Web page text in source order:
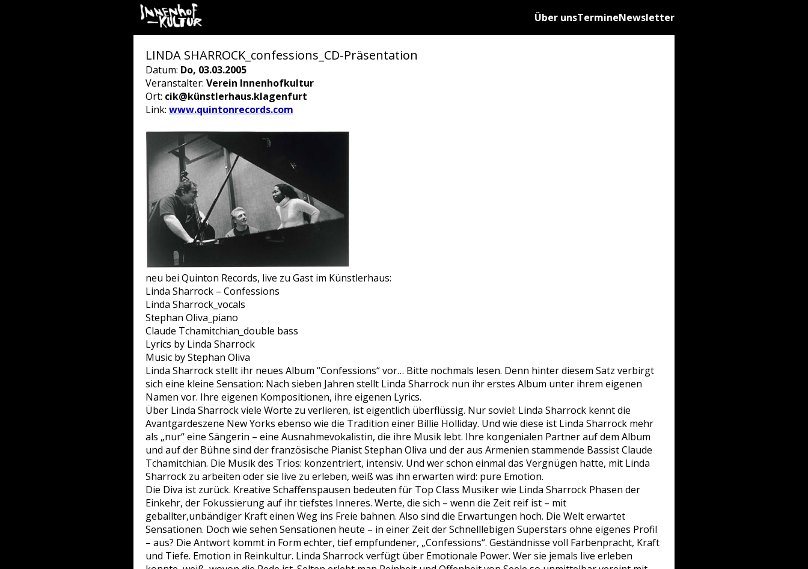
Über unsTermineNewsletter
LINDA SHARROCK_confessions_CD-Präsentation
Datum: Do, 03.03.2005
Veranstalter: Verein Innenhofkultur
Ort: cik@künstlerhaus.klagenfurt
Link: www.quintonrecords.com
neu bei Quinton Records, live zu Gast im Künstlerhaus:
Linda Sharrock – Confessions
Linda Sharrock_vocals
Stephan Oliva_piano
Claude Tchamitchian_double bass
Lyrics by Linda Sharrock
Music by Stephan Oliva
Linda Sharrock stellt ihr neues Album “Confessions“ vor… Bitte nochmals lesen. Denn hinter diesem Satz verbirgt
sich eine kleine Sensation: Nach sieben Jahren stellt Linda Sharrock nun ihr erstes Album unter ihrem eigenen
Namen vor. Ihre eigenen Kompositionen, ihre eigenen Lyrics.
Über Linda Sharrock viele Worte zu verlieren, ist eigentlich überflüssig. Nur soviel: Linda Sharrock kennt die
Avantgardeszene New Yorks ebenso wie die Tradition einer Billie Holliday. Und wie diese ist Linda Sharrock mehr
als „nur“ eine Sängerin – eine Ausnahmevokalistin, die ihre Musik lebt. Ihre kongenialen Partner auf dem Album
und auf der Bühne sind der französische Pianist Stephan Oliva und der aus Armenien stammende Bassist Claude
Tchamitchian. Die Musik des Trios: konzentriert, intensiv. Und wer schon einmal das Vergnügen hatte, mit Linda
Sharrock zu arbeiten oder sie live zu erleben, weiß was ihn erwarten wird: pure Emotion.
Die Diva ist zurück. Kreative Schaffenspausen bedeuten für Top Class Musiker wie Linda Sharrock Phasen der
Einkehr, der Fokussierung auf ihr tiefstes Inneres. Werte, die sich – wenn die Zeit reif ist – mit
geballter,unbändiger Kraft einen Weg ins Freie bahnen. Also sind die Erwartungen hoch. Die Welt erwartet
Sensationen. Doch wie sehen Sensationen heute – in einer Zeit der Schnelllebigen Superstars ohne eigenes Profil
– aus? Die Antwort kommt in Form echter, tief empfundener, „Confessions“. Geständnisse voll Farbenpracht, Kraft
und Tiefe. Emotion in Reinkultur. Linda Sharrock verfügt über Emotionale Power. Wer sie jemals live erleben